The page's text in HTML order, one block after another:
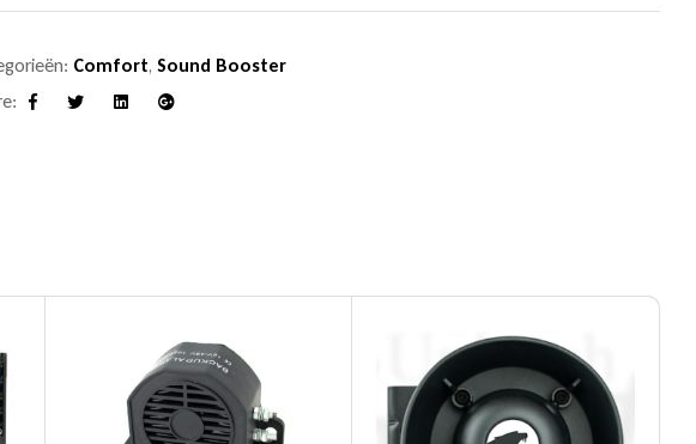
Comfort,Sound Booster
Facebook LinkedinGoogle+